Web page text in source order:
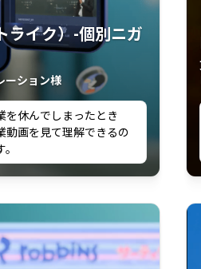
イク）-個別ニガ
ーション様
わせていただいている
非常に役立っている。
分かりやすいです。